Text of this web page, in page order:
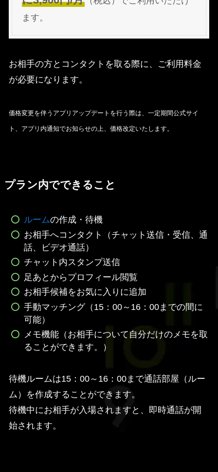
ます。
お相手の方とコンタクトを取る際に、ご利用料金
が必要になります。
価格変更を伴うアプリアップデートを行う際は、一定期間公式サイ
ト、アプリ内通知でお知らせの上、価格改定いたします。
プラン内でできること
ルームの作成・待機
お相手へコンタクト（チャット送信・受信、通
話、ビデオ通話）
チャット内スタンプ送信
足あとからプロフィール閲覧
お相手候補をお気に入りに追加
手動マッチング（15：00～16：00までの間に
可能）
メモ機能（お相手について自分だけのメモを取
ることができます。）
待機ルームは15：00～16：00まで通話部屋（ルー
ム）を作成することができます。
待機中にお相手が入場されますと、即時通話が開
始されます。